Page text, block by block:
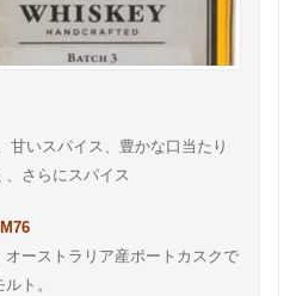
甘いスパイス、豊かな口当たり
さらにスパイス
ーストラリア産ポートカスクで
ト。